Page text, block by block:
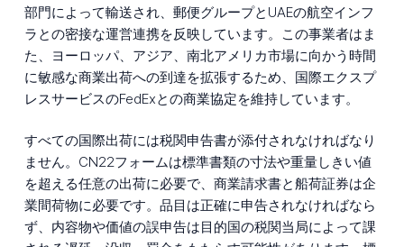
部門によって輸送され、郵便グループとUAEの航空インフ
ラとの密接な運営連携を反映しています。この事業者はま
た、ヨーロッパ、アジア、南北アメリカ市場に向かう時間
に敏感な商業出荷への到達を拡張するため、国際エクスプ
レスサービスのFedExとの商業協定を維持しています。
すべての国際出荷には税関申告書が添付されなければなり
ません。CN22フォームは標準書類の寸法や重量しきい値
を超える任意の出荷に必要で、商業請求書と船荷証券は企
業間荷物に必要です。品目は正確に申告されなければなら
ず、内容物や価値の誤申告は目的国の税関当局によって課